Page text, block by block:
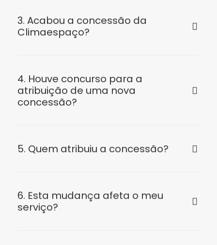
3. Acabou a concessão da
Climaespaço?
4. Houve concurso para a
atribuição de uma nova
concessão?
5. Quem atribuiu a concessão?
6. Esta mudança afeta o meu
serviço?